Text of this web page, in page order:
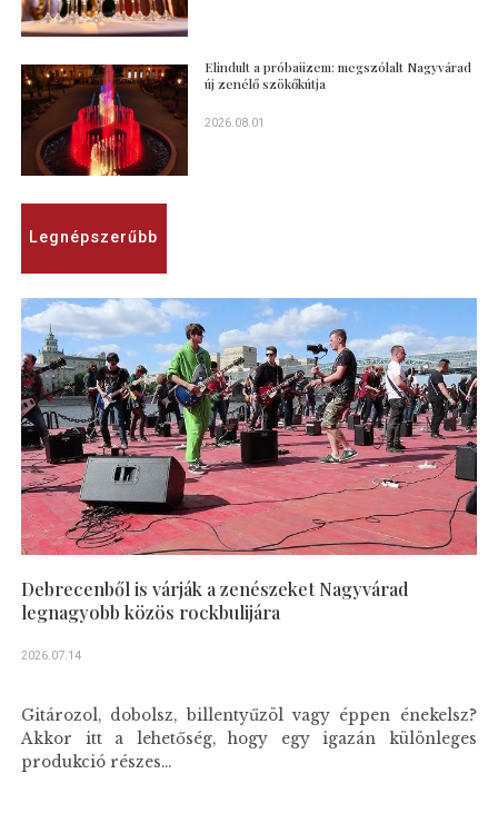
Elindult a próbaüzem: megszólalt Nagyvárad
új zenélő szökőkútja
2026.08.01
Legnépszerűbb
Debrecenből is várják a zenészeket Nagyvárad
legnagyobb közös rockbulijára
2026.07.14
Gitározol, dobolsz, billentyűzöl vagy éppen énekelsz?
Akkor itt a lehetőség, hogy egy igazán különleges
produkció részes...